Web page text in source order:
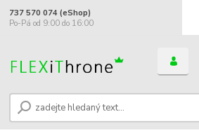
737 570 074 (eShop)
Po-Pá od 9:00 do 16:00